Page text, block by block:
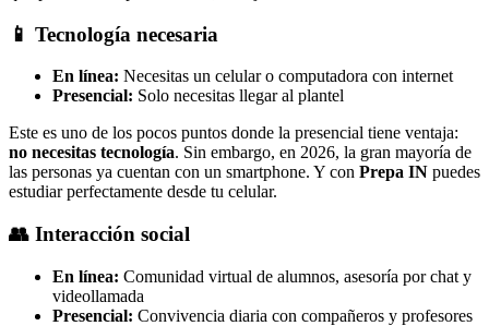
📱 Tecnología necesaria
En línea: Necesitas un celular o computadora con internet
Presencial: Solo necesitas llegar al plantel
Este es uno de los pocos puntos donde la presencial tiene ventaja:
no necesitas tecnología. Sin embargo, en 2026, la gran mayoría de
las personas ya cuentan con un smartphone. Y con Prepa IN puedes
estudiar perfectamente desde tu celular.
👥 Interacción social
En línea: Comunidad virtual de alumnos, asesoría por chat y
videollamada
Presencial: Convivencia diaria con compañeros y profesores